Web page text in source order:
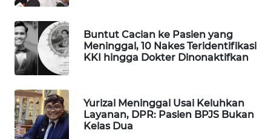
Buntut Cacian ke Pasien yang
Meninggal, 10 Nakes Teridentifikasi
KKI hingga Dokter Dinonaktifkan
Yurizal Meninggal Usai Keluhkan
Layanan, DPR: Pasien BPJS Bukan
Kelas Dua
WN
MANDALIKA
WN
WN
LABUANBAJO